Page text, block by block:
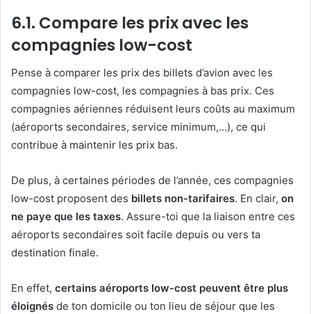
6.1. Compare les prix avec les
compagnies low-cost
Pense à comparer les prix des billets d’avion avec les
compagnies low-cost, les compagnies à bas prix. Ces
compagnies aériennes réduisent leurs coûts au maximum
(aéroports secondaires, service minimum,…), ce qui
contribue à maintenir les prix bas.
De plus, à certaines périodes de l’année, ces compagnies
low-cost proposent des billets non-tarifaires. En clair, on
ne paye que les taxes. Assure-toi que la liaison entre ces
aéroports secondaires soit facile depuis ou vers ta
destination finale.
En effet, certains aéroports low-cost peuvent être plus
éloignés de ton domicile ou ton lieu de séjour que les